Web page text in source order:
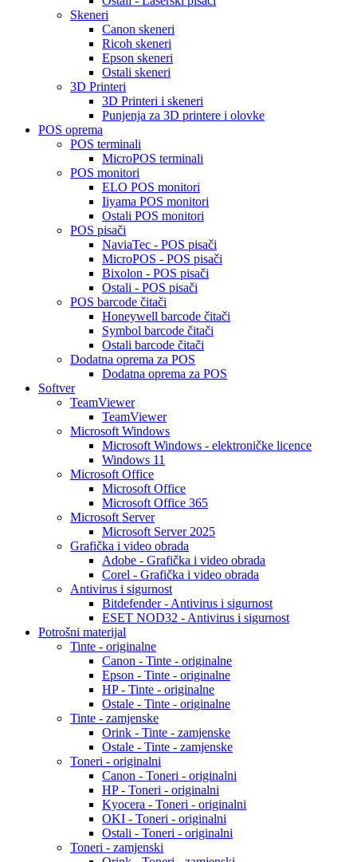
Skeneri
Canon skeneri
Ricoh skeneri
Epson skeneri
Ostali skeneri
3D Printeri
3D Printeri i skeneri
Punjenja za 3D printere i olovke
POS oprema
POS terminali
MicroPOS terminali
POS monitori
ELO POS monitori
Iiyama POS monitori
Ostali POS monitori
POS pisači
NaviaTec - POS pisači
MicroPOS - POS pisači
Bixolon - POS pisači
Ostali - POS pisači
POS barcode čitači
Honeywell barcode čitači
Symbol barcode čitači
Ostali barcode čitači
Dodatna oprema za POS
Dodatna oprema za POS
Softver
TeamViewer
TeamViewer
Microsoft Windows
Microsoft Windows - elektroničke licence
Windows 11
Microsoft Office
Microsoft Office
Microsoft Office 365
Microsoft Server
Microsoft Server 2025
Grafička i video obrada
Adobe - Grafička i video obrada
Corel - Grafička i video obrada
Antivirus i sigurnost
Bitdefender - Antivirus i sigurnost
ESET NOD32 - Antivirus i sigurnost
Potrošni materijal
Tinte - originalne
Canon - Tinte - originalne
Epson - Tinte - originalne
HP - Tinte - originalne
Ostale - Tinte - originalne
Tinte - zamjenske
Orink - Tinte - zamjenske
Ostale - Tinte - zamjenske
Toneri - originalni
Canon - Toneri - originalni
HP - Toneri - originalni
Kyocera - Toneri - originalni
OKI - Toneri - originalni
Ostali - Toneri - originalni
Toneri - zamjenski